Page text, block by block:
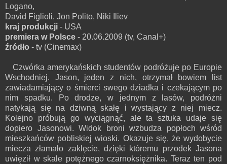
Logano,
David Figlioli, Jon Polito, Niki Iliev
kraj produkcji - USA
premiera w Polsce - 20.06.2009 (tv, Canal+)
źródło - tv (Cinemax)
Czwórka amerykańskich studentów podróżuje po Europie
Wschodniej. Jason, jeden z nich, otrzymał bowiem list
zawiadamiający o śmierci swego dziadka i czekającym po
nim spadku. Po drodze, w jednym z lasów, podróżni
natykają się na dziwną skałę i wystający z niej miecz.
Kolejno próbują go wyciągnąć, ale ta sztuka udaje się
dopiero Jasonowi. Widok broni wzbudza popłoch wśród
mieszkańców pobliskiej wioski. Okazuje się, że wydobycie
miecza złamało zaklęcie, dzięki któremu przodek Jasona
uwięził w skale potężnego czarnoksiężnika. Teraz ten pod